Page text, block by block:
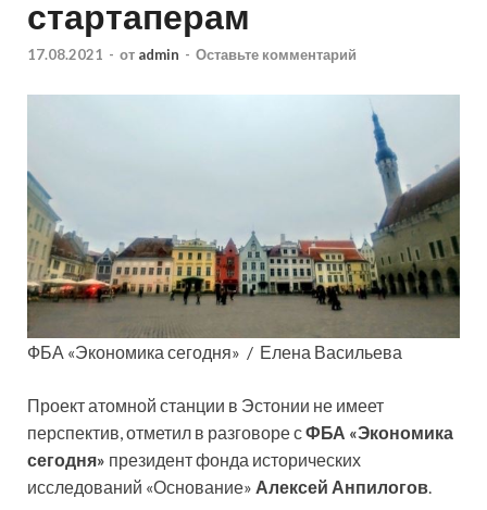
стартаперам
17.08.2021 - от admin - Оставьте комментарий
ФБА «Экономика сегодня» / Елена Васильева
Проект атомной станции в Эстонии не имеет
перспектив, отметил в разговоре сФБА «Экономика
сегодня» президент фонда исторических
исследований «Основание» Алексей Анпилогов.